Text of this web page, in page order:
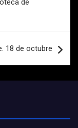
de
18 de octubre